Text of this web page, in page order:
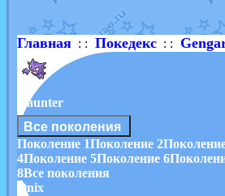
Главная: : Покедекс: :
Haunter
Все поколения
Поколение 1Поколение 2
4Поколение 5Поколение 6
8Все поколения
Onix